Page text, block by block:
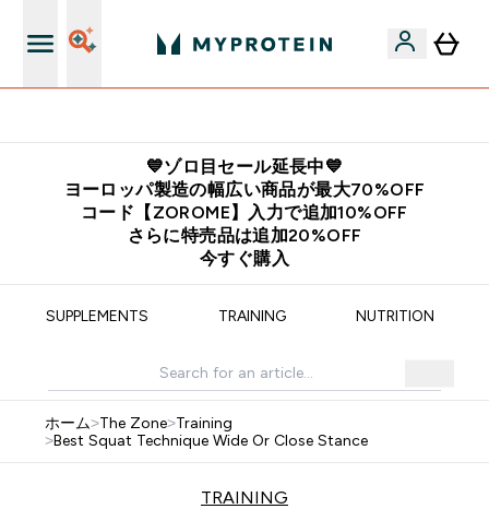
💙ゾロ目セール延長中💙
ヨーロッパ製造の幅広い商品が最大70%OFF
コード【ZOROME】入力で追加10%OFF
さらに特売品は追加20%OFF
今すぐ購入
SUPPLEMENTS TRAINING NUTRITION
ホーム>The Zone>Training
>Best Squat Technique Wide Or Close Stance
TRAINING